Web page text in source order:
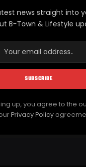
news straight into
B-Town & Lifestyle
up, you agree to the
Privacy Policy